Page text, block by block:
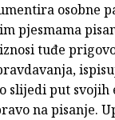
osobne
pjesmama
tuđe
slijedi put svojih
na pisanje.